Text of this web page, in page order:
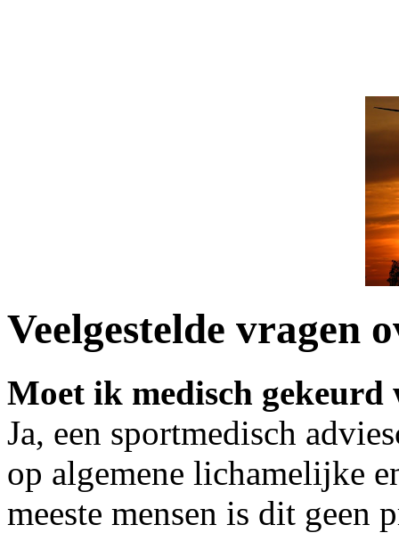
Veelgestelde vragen
Moet ik medisch gekeurd
Ja, een sportmedisch
op algemene lichamelijke
meeste mensen is dit geen